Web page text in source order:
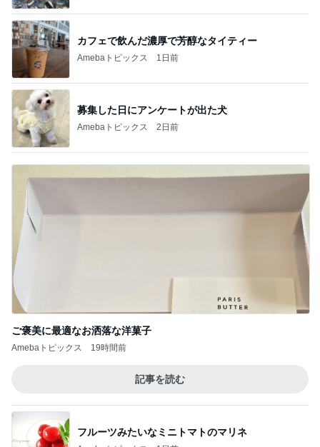
カフェで飲んだ濃厚で芳醇なタイティー
Amebaトピックス 1日前
募集した日にアンケートが出た犬
Amebaトピックス 2日前
ご褒美に最適なお洒落な洋菓子
Amebaトピックス 19時間前
記事を読む
フルーツみたいなミニトマトのマリネ